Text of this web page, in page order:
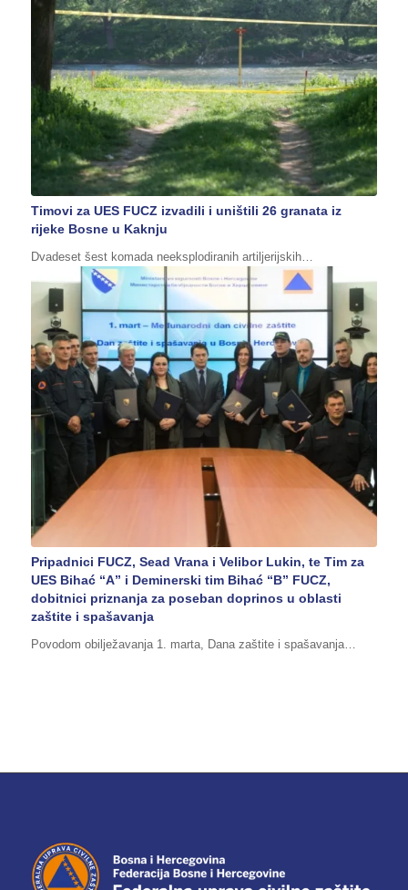
Timovi za UES FUCZ izvadili i uništili 26 granata iz
rijeke Bosne u Kaknju
Dvadeset šest komada neeksplodiranih artiljerijskih…
Pripadnici FUCZ, Sead Vrana i Velibor Lukin, te Tim za
UES Bihać “A” i Deminerski tim Bihać “B” FUCZ,
dobitnici priznanja za poseban doprinos u oblasti
zaštite i spašavanja
Povodom obilježavanja 1. marta, Dana zaštite i spašavanja…